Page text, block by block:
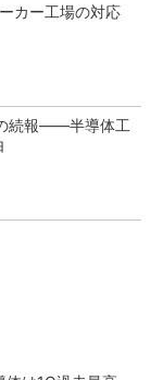
カー工場の対応
続報――半導体工